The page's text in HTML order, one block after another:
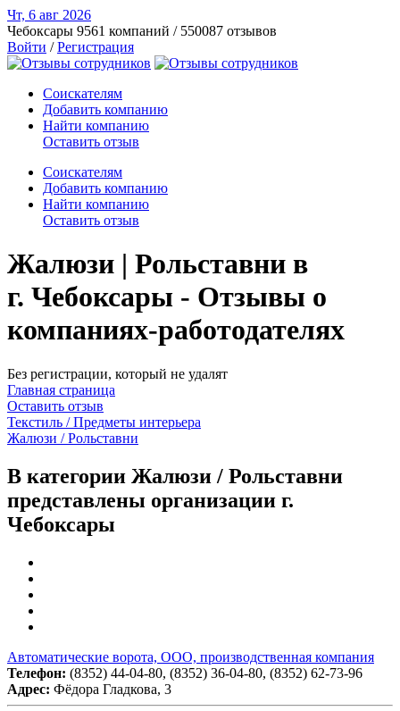
Чт, 6 авг 2026
Чебоксары 9561 компаний / 550087 отзывов
Войти /Регистрация
Соискателям
Добавить компанию
Найти компанию
Оставить отзыв
Соискателям
Добавить компанию
Найти компанию
Оставить отзыв
Жалюзи | Рольставни в
г. Чебоксары - Отзывы о
компаниях-работодателях
Без регистрации, который не удалят
Главная страница
Оставить отзыв
Текстиль / Предметы интерьера
Жалюзи / Рольставни
В категории Жалюзи / Рольставни
представлены организации г.
Чебоксары
Автоматические ворота, ООО, производственная компания
Телефон: (8352) 44-04-80, (8352) 36-04-80, (8352) 62-73-96
Адрес: Фёдора Гладкова, 3